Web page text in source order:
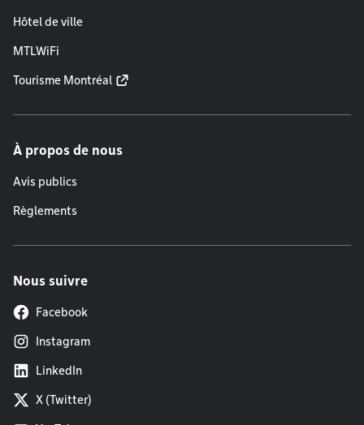
Hôtel de ville
MTLWiFi
Tourisme Montréal
À propos de nous
Avis publics
Règlements
Nous suivre
Facebook
Instagram
LinkedIn
X (Twitter)